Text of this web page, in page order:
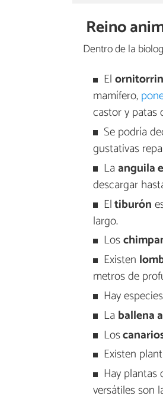
Reino
Dentro de la
El
mamífero,
castor y patas
Se podría
gustativas
Laanguila
descargar
Eltiburón
largo.
Los
Existen
metros de
Hay
La ballena
Los
Existen
Hay plantas
versátiles son